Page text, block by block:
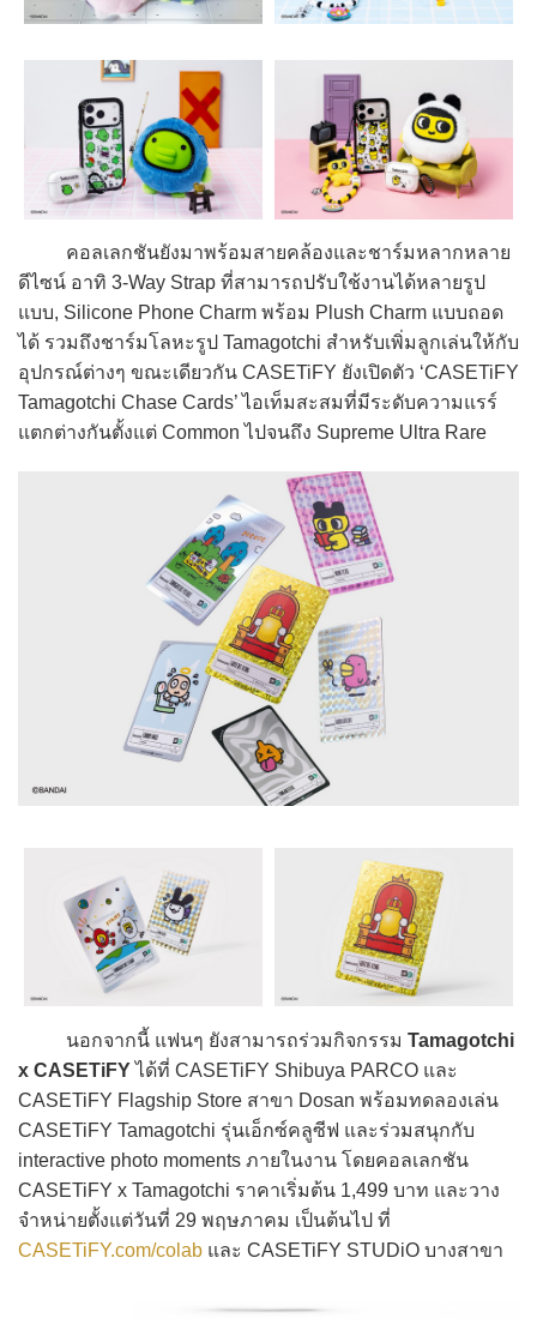
คอลเลกชันยังมาพร้อมสายคล้องและชาร์มหลากหลาย
ดีไซน์ อาทิ 3-Way Strap ที่สามารถปรับใช้งานได้หลายรูป
แบบ, Silicone Phone Charm พร้อม Plush Charm แบบถอด
ได้ รวมถึงชาร์มโลหะรูป Tamagotchi สำหรับเพิ่มลูกเล่นให้กับ
อุปกรณ์ต่างๆ ขณะเดียวกัน CASETiFY ยังเปิดตัว ‘CASETiFY
Tamagotchi Chase Cards’ ไอเท็มสะสมที่มีระดับความแรร์
แตกต่างกันตั้งแต่ Common ไปจนถึง Supreme Ultra Rare
นอกจากนี้ แฟนๆ ยังสามารถร่วมกิจกรรม Tamagotchi
x CASETiFYได้ที่ CASETiFY Shibuya PARCO และ
CASETiFY Flagship Store สาขา Dosan พร้อมทดลองเล่น
CASETiFY Tamagotchi รุ่นเอ็กซ์คลูซีฟ และร่วมสนุกกับ
interactive photo moments ภายในงาน โดยคอลเลกชัน
CASETiFY x Tamagotchi ราคาเริ่มต้น 1,499 บาท และวาง
จำหน่ายตั้งแต่วันที่ 29 พฤษภาคม เป็นต้นไป ที่
CASETiFY.com/colab และ CASETiFY STUDiO บางสาขา